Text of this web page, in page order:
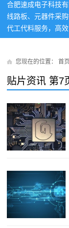
合肥速成电子科技
线路板、元器件采
代工代料服务，高效
您现在的位置： 首页
贴片资讯 第7